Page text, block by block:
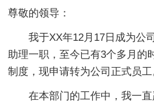
尊敬的领导：
我于XX年12月17日成为公
助理一职，至今已有3个多月的
制度，现申请转为公司正式员工
在本部门的工作中，我一直